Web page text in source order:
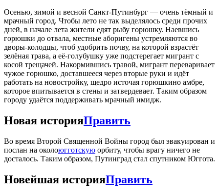
Осенью, зимой и весной Санкт-Путинбург — очень тёмный и
мрачный город. Чтобы лето не так выделялось среди прочих
дней, в начале лета жители едят рыбу горюшку. Наевшись
горюшки до отвала, местные аборигены устремляются во
дворы-колодцы, чтоб удобрить почву, на которой взрастёт
зелёная трава, а её-голубушку уже подстерегает мигрант с
косой трещачей. Накормившись травой, мигрант переваривает
чужое горюшко, доставшееся через вторые руки и идёт
работать на новостройку, щедро источая горюшкино амбре,
которое впитывается в стены и затвердевает. Таким образом
городу удаётся поддерживать мрачный имидж.
Новая историяПравить
Во время Второй Священной Войны город был эвакуирован и
послан на околоюгготскую орбиту, чтобы врагу ничего не
досталось. Таким образом, Путинград стал спутником Юггота.
Новейшая историяПравить